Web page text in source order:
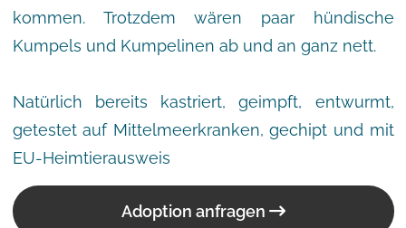
kommen. Trotzdem wären paar hündische
Kumpels und Kumpelinen ab und an ganz nett.
Natürlich bereits kastriert, geimpft, entwurmt,
getestet auf Mittelmeerkranken, gechipt und mit
EU-Heimtierausweis
Adoption anfragen